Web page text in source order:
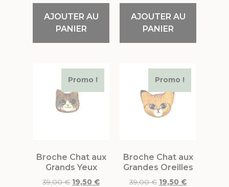
AJOUTER AU
PANIER
AJOUTER AU
PANIER
Promo !
Broche Chat aux
Grands Yeux
39,00€ 19,50 €
Promo !
Broche Chat aux
Grandes Oreilles
39,00€ 19,50 €